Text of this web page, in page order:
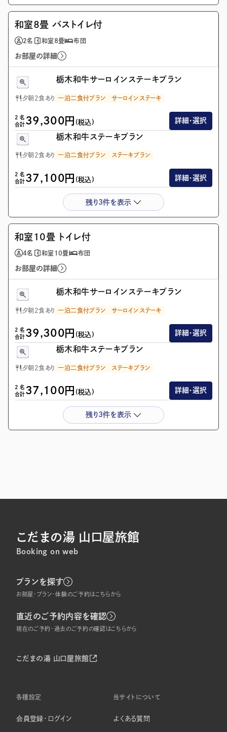
画像を全て表示(1/1)
和室８畳 バストイレ付
2名 和室８畳 布団
お部屋の詳細
栃木和牛サーロインステーキプラン
夕朝2食あり 一泊二食付プラン サーロインステーキ
2 名
合計 39,300円 (税込) 詳細・選択
栃木和牛ステーキプラン
夕朝2食あり 一泊二食付プラン ステーキプラン
2 名
合計 37,100円 (税込) 詳細・選択
残り3件を表示
画像を全て表示(1/3)
和室10畳 トイレ付
4名 和室10畳 布団
お部屋の詳細
栃木和牛サーロインステーキプラン
夕朝2食あり 一泊二食付プラン サーロインステーキ
2 名
合計 39,300円 (税込) 詳細・選択
栃木和牛ステーキプラン
夕朝2食あり 一泊二食付プラン ステーキプラン
2 名
合計 37,100円 (税込) 詳細・選択
残り3件を表示
こだまの湯 山口屋旅館
Booking on web
プランを探す
お部屋・プラン・体験のご予約はこちらから
直近のご予約内容を確認
現在のご予約・過去のご予約の確認はこちらから
こだまの湯 山口屋旅館
各種設定
会員登録・ログイン
当サイトについて
よくある質問